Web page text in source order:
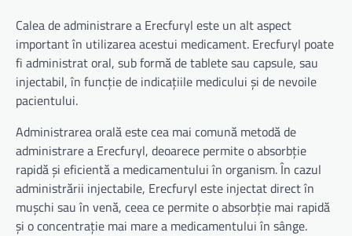
Calea de administrare a Erecfuryl este un alt aspect
important în utilizarea acestui medicament. Erecfuryl poate
fi administrat oral, sub formă de tablete sau capsule, sau
injectabil, în funcție de indicațiile medicului și de nevoile
pacientului.
Administrarea orală este cea mai comună metodă de
administrare a Erecfuryl, deoarece permite o absorbție
rapidă și eficientă a medicamentului în organism. În cazul
administrării injectabile, Erecfuryl este injectat direct în
mușchi sau în venă, ceea ce permite o absorbție mai rapidă
și o concentrație mai mare a medicamentului în sânge.